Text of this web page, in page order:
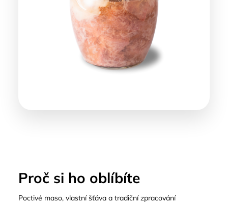
Proč si ho oblíbíte
Poctivé maso, vlastní šťáva a tradiční zpracování